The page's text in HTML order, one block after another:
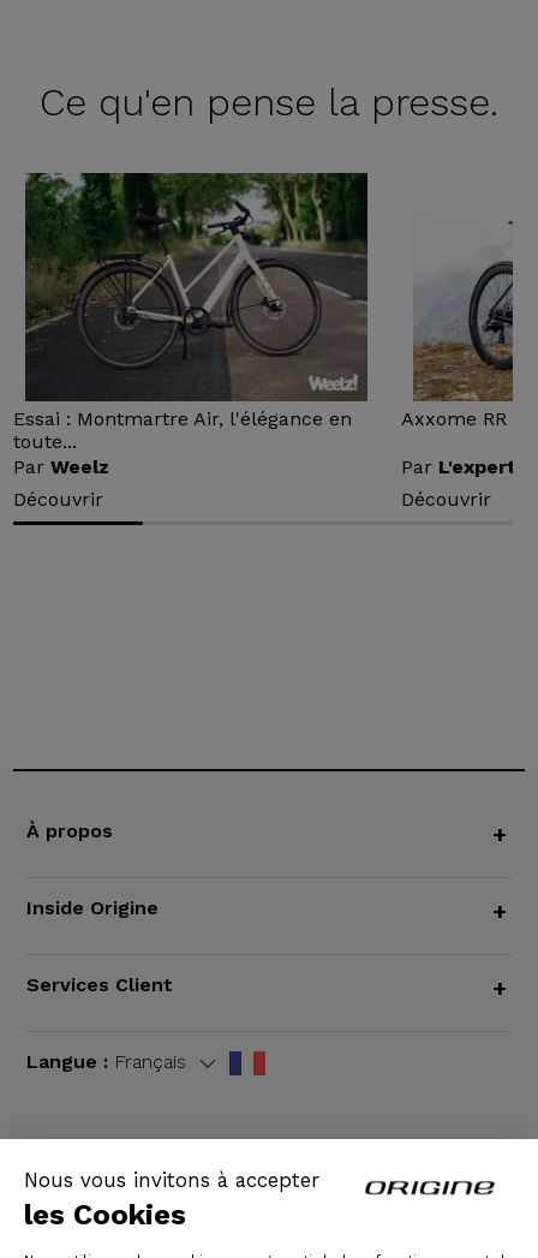
Nous vous invitons à accepter
les Cookies
Ce qu'en pense la presse.
Essai : Montmartre Air, l'élégance en
toute...
ParWeelz
Découvrir
Axxome RR :
Par L'expert
Découvrir
À propos +
Inside Origine +
Services Client +
Langue : Français
CGV | Mentions légales